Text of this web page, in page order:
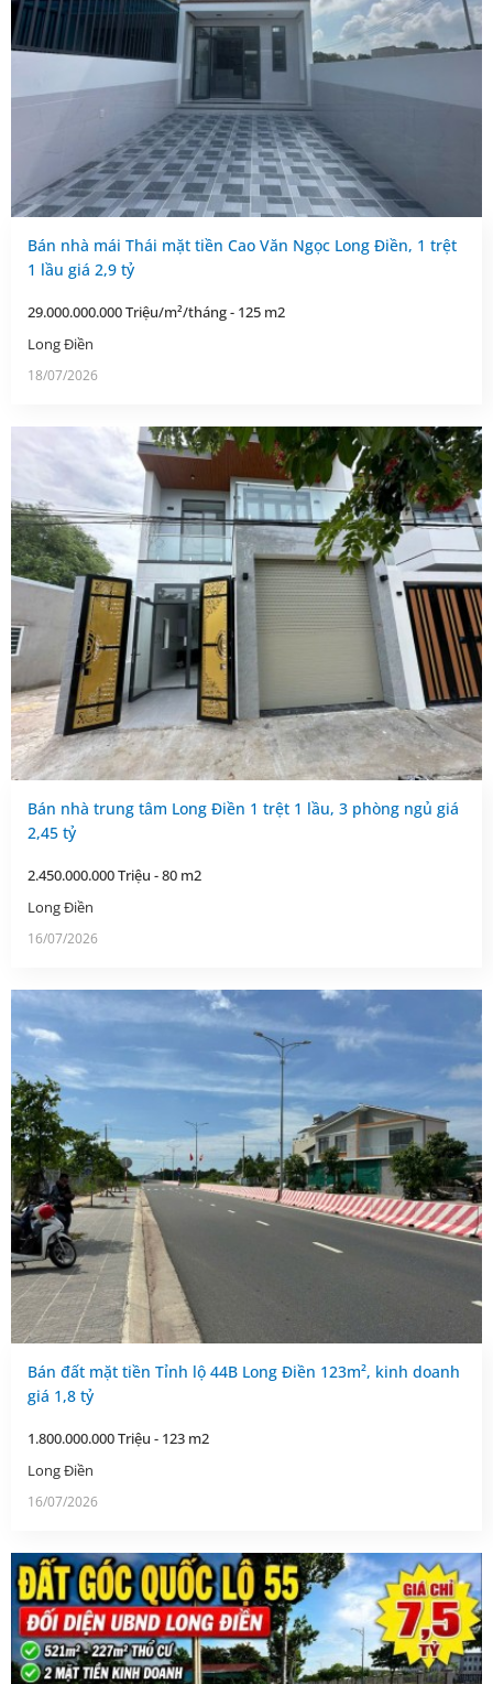
Bán nhà mái Thái mặt tiền Cao Văn Ngọc Long Điền, 1 trệt
1 lầu giá 2,9 tỷ
29.000.000.000 Triệu/m²/tháng - 125 m2
Long Điền
18/07/2026
Bán nhà trung tâm Long Điền 1 trệt 1 lầu, 3 phòng ngủ giá
2,45 tỷ
2.450.000.000 Triệu - 80 m2
Long Điền
16/07/2026
Bán đất mặt tiền Tỉnh lộ 44B Long Điền 123m², kinh doanh
giá 1,8 tỷ
1.800.000.000 Triệu - 123 m2
Long Điền
16/07/2026